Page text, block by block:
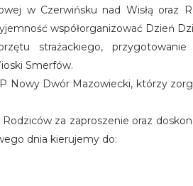
w Czerwińsku nad Wisłą oraz
współorganizować Dzień
strażackiego,
Smerfów.
Nowy Dwór Mazowiecki, którzy
za zaproszenie oraz
dnia kierujemy do: